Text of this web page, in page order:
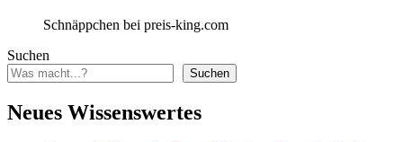
Schnäppchen bei preis-king.com
Suchen
Suchen
Neues Wissenswertes